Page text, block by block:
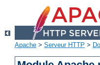
Apache > Serveur HTTP >